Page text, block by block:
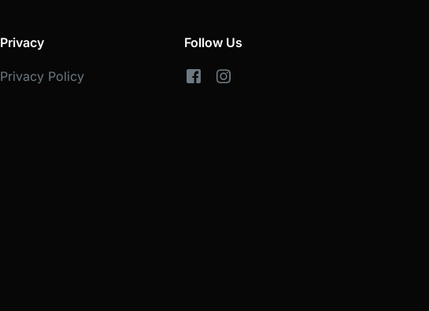
Privacy
Privacy Policy
Follow Us